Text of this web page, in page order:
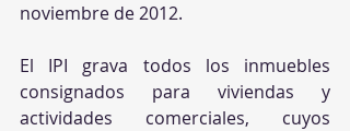
noviembre de 2012.
El IPI grava todos los inmuebles
consignados para viviendas y
actividades comerciales, cuyos